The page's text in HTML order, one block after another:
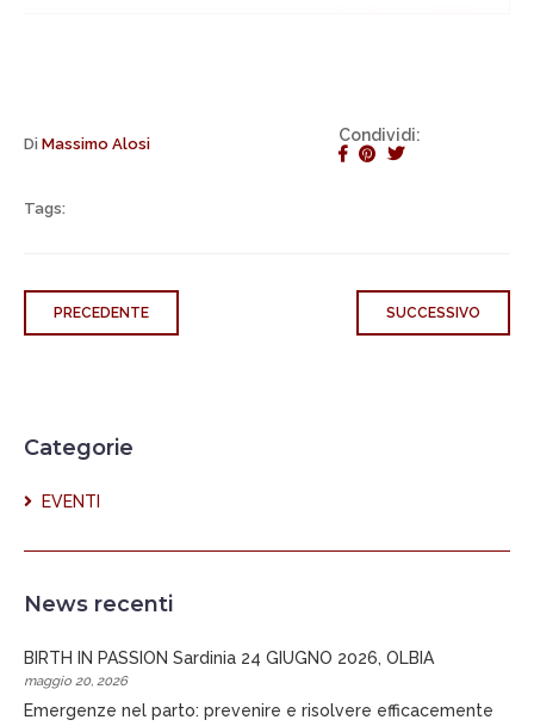
Di Massimo Alosi Condividi:
Tags:
PRECEDENTE SUCCESSIVO
Categorie
EVENTI
News recenti
BIRTH IN PASSION Sardinia 24 GIUGNO 2026, OLBIA
maggio 20, 2026
Emergenze nel parto: prevenire e risolvere efficacemente